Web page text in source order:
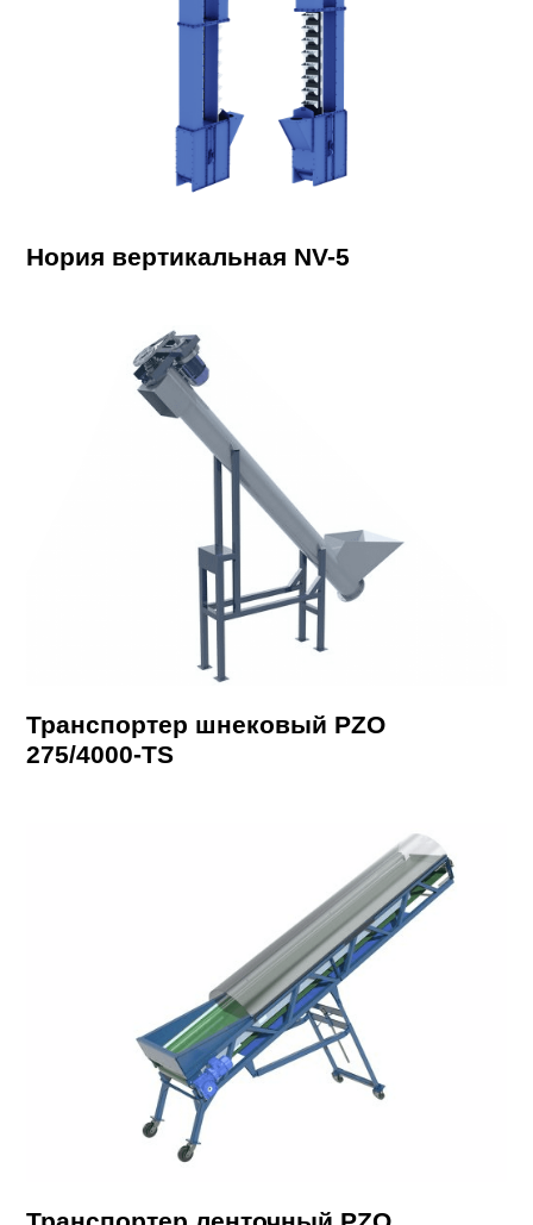
Нория вертикальная NV-5
Транспортер шнековый PZO
275/4000-TS